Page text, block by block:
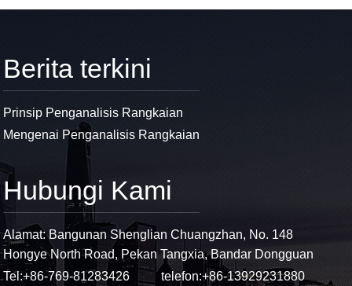
Berita terkini
Prinsip Penganalisis Rangkaian
Mengenai Penganalisis Rangkaian
Hubungi Kami
Alamat: Bangunan Shenglian Chuangzhan, No. 148
Hongye North Road, Pekan Tangxia, Bandar Dongguan
Tel:+86-769-81283426 telefon:+86-13929231880